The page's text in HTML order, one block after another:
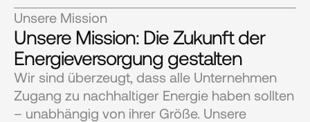
Unsere Mission
Unsere Mission: Die Zukunft der
Energieversorgung gestalten
Wir sind überzeugt, dass alle Unternehmen
Zugang zu nachhaltiger Energie haben sollten
– unabhängig von ihrer Größe. Unsere